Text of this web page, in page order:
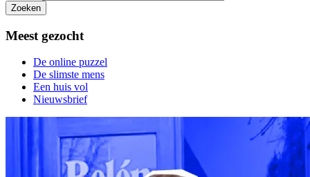
Zoeken
Meest gezocht
De online puzzel
De slimste mens
Een huis vol
Nieuwsbrief